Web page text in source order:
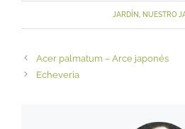
JARDÍN NUESTRO
Acer palmatum – Arce japonés
Echeveria